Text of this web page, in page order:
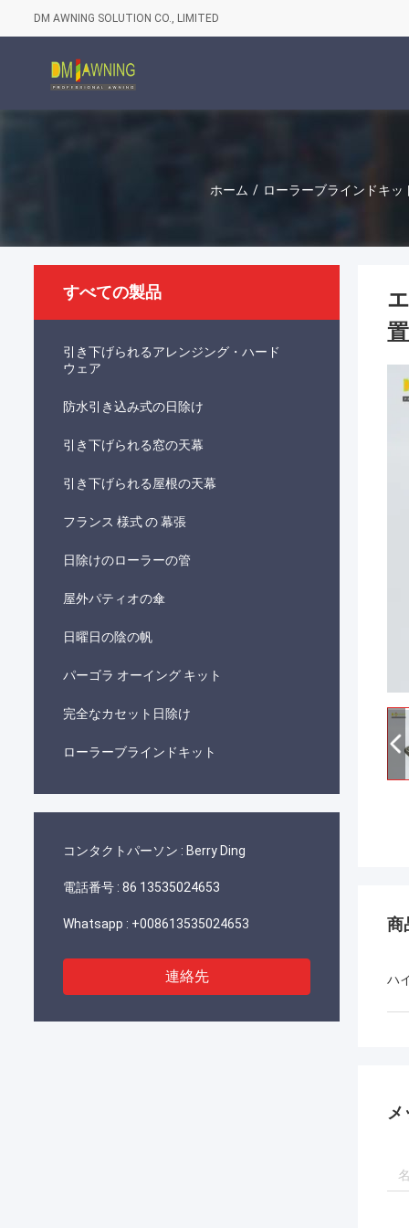
DM AWNING SOLUTION CO., LIMITED
ホーム / ローラーブラインドキッ
すべての製品
引き下げられるアレンジング・ハード
ウェア
防水引き込み式の日除け
引き下げられる窓の天幕
引き下げられる屋根の天幕
フランス 様式 の 幕張
日除けのローラーの管
屋外パティオの傘
日曜日の陰の帆
パーゴラ オーイング キット
完全なカセット日除け
ローラーブラインドキット
コンタクトパーソン : Berry Ding
電話番号 : 86 13535024653
Whatsapp : +008613535024653
連絡先
商
ハ